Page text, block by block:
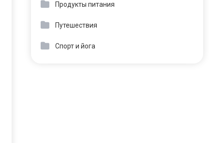
Продукты питания
Путешествия
Спорт и йога